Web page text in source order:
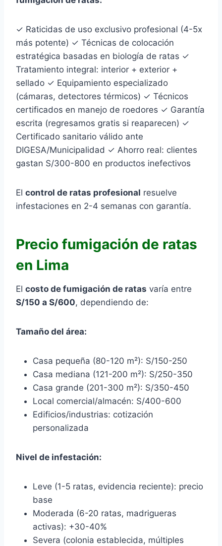
✓ Raticidas de uso exclusivo profesional (4-5x
más potente) ✓ Técnicas de colocación
estratégica basadas en biología de ratas ✓
Tratamiento integral: interior + exterior +
sellado ✓ Equipamiento especializado
(cámaras, detectores térmicos) ✓ Técnicos
certificados en manejo de roedores ✓ Garantía
escrita (regresamos gratis si reaparecen) ✓
Certificado sanitario válido ante
DIGESA/Municipalidad ✓ Ahorro real: clientes
gastan S/300-800 en productos inefectivos
El control de ratas profesional resuelve
infestaciones en 2-4 semanas con garantía.
Precio fumigación de ratas
en Lima
El costo de fumigación de ratas varía entre
S/150 a S/600, dependiendo de:
Tamaño del área:
Casa pequeña (80-120 m²): S/150-250
Casa mediana (121-200 m²): S/250-350
Casa grande (201-300 m²): S/350-450
Local comercial/almacén: S/400-600
Edificios/industrias: cotización
personalizada
Nivel de infestación:
Leve (1-5 ratas, evidencia reciente): precio
base
Moderada (6-20 ratas, madrigueras
activas): +30-40%
Severa (colonia establecida, múltiples